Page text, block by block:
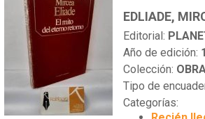
EDLIADE,
Editorial:
Año de edición:
Colección:
Tipo de
Categorías: